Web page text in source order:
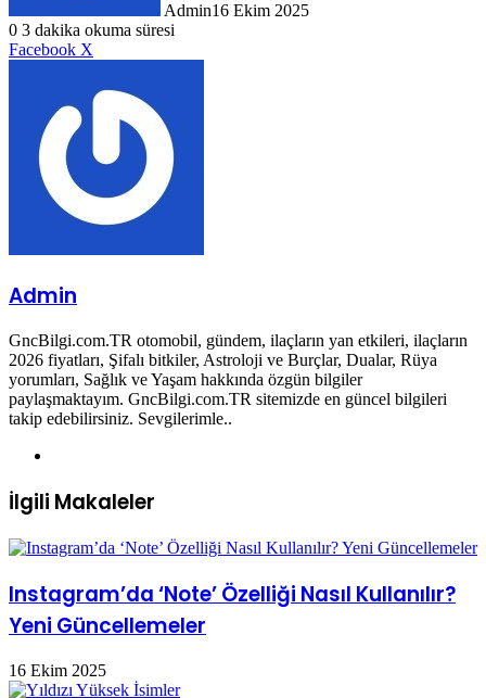
Admin16 Ekim 2025
0 3 dakika okuma süresi
Facebook X
ile
paylaş
Admin
GncBilgi.com.TR otomobil, gündem, ilaçların yan etkileri, ilaçların
2026 fiyatları, Şifalı bitkiler, Astroloji ve Burçlar, Dualar, Rüya
yorumları, Sağlık ve Yaşam hakkında özgün bilgiler
paylaşmaktayım. GncBilgi.com.TR sitemizde en güncel bilgileri
takip edebilirsiniz. Sevgilerimle..
İlgili Makaleler
Instagram’da ‘Note’ Özelliği Nasıl Kullanılır?
Yeni Güncellemeler
16 Ekim 2025